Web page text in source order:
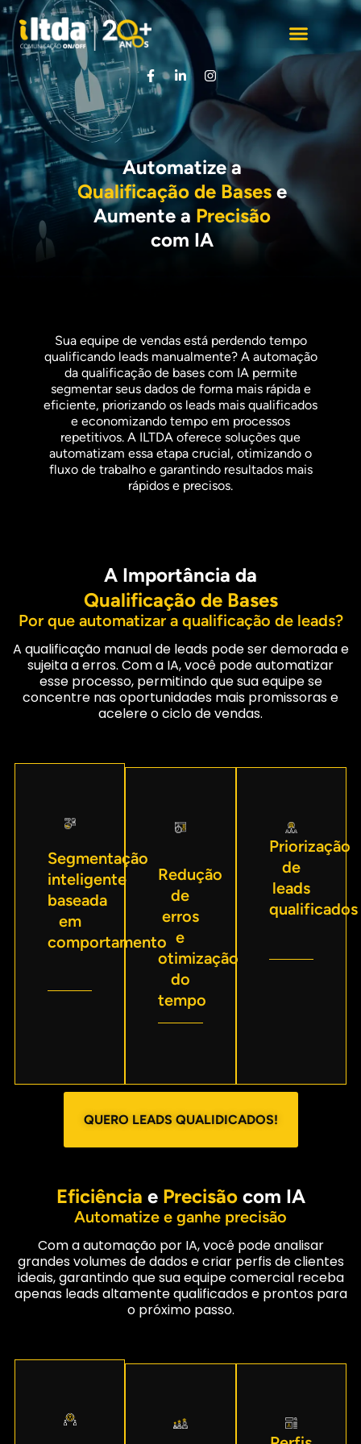
Automatize a
Qualificação de Basese
Aumente a Precisão
com IA
Sua equipe de vendas está perdendo tempo
qualificando leads manualmente? A automação
da qualificação de bases com IA permite
segmentar seus dados de forma mais rápida e
eficiente, priorizando os leads mais qualificados
e economizando tempo em processos
repetitivos. A ILTDA oferece soluções que
automatizam essa etapa crucial, otimizando o
fluxo de trabalho e garantindo resultados mais
rápidos e precisos.
A Importância da
Qualificação de Bases
Por que automatizar a qualificação de leads?
A qualificação manual de leads pode ser demorada e
sujeita a erros. Com a IA, você pode automatizar
esse processo, permitindo que sua equipe se
concentre nas oportunidades mais promissoras e
acelere o ciclo de vendas.
Segmentação
inteligente
baseada
em
comportamento
Redução
de
erros
e
otimização
do
tempo
Priorização
de
leads
qualificados
QUERO LEADS QUALIDICADOS!
Eficiência e Precisão com IA
Automatize e ganhe precisão
Com a automação por IA, você pode analisar
grandes volumes de dados e criar perfis de clientes
ideais, garantindo que sua equipe comercial receba
apenas leads altamente qualificados e prontos para
o próximo passo.